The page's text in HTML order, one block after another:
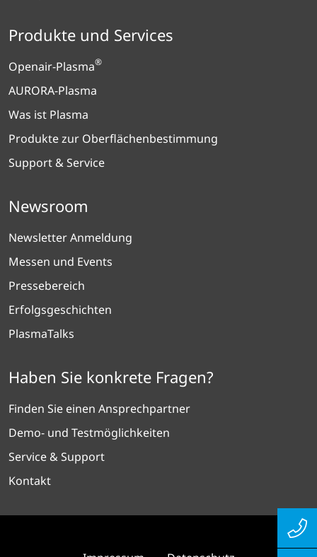
Produkte und Services
Openair-Plasma®
AURORA-Plasma
Was ist Plasma
Produkte zur Oberflächenbestimmung
Support & Service
Newsroom
Newsletter Anmeldung
Messen und Events
Pressebereich
Erfolgsgeschichten
PlasmaTalks
Haben Sie konkrete Fragen?
Finden Sie einen Ansprechpartner
Demo- und Testmöglichkeiten
Service & Support
Kontakt